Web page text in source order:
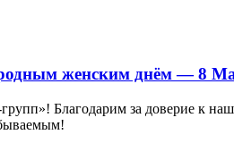
женским днём — 8
Благодарим за доверие к